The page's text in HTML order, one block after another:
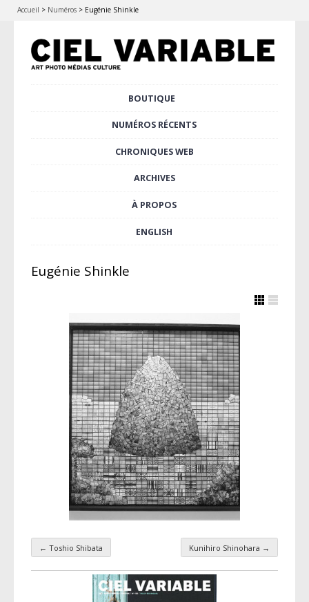
Accueil > Numéros > Eugénie Shinkle
BOUTIQUE
NUMÉROS RÉCENTS
CHRONIQUES WEB
ARCHIVES
À PROPOS
ENGLISH
Eugénie Shinkle
Navigation par taxonomie
← Toshio Shibata Kunihiro Shinohara →